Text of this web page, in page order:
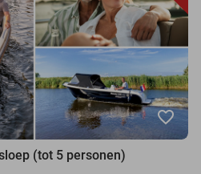
favorite_border
(tot 5 personen)